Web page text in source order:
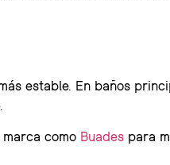
estable. En baños
como Buades para